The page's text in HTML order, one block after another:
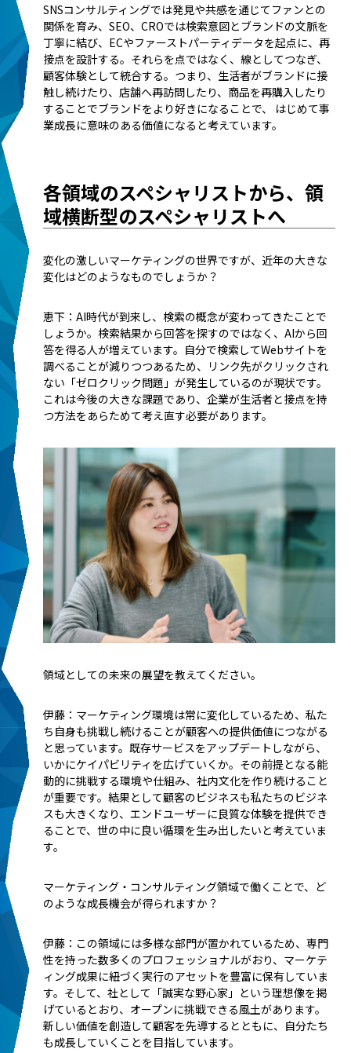
SNSコンサルティングでは発見や共感を通じてファンとの
関係を育み、SEO、CROでは検索意図とブランドの文脈を
丁寧に結び、ECやファーストパーティデータを起点に、再
接点を設計する。それらを点ではなく、線としてつなぎ、
顧客体験として統合する。つまり、生活者がブランドに接
触し続けたり、店舗へ再訪問したり、商品を再購入したり
することでブランドをより好きになることで、 はじめて事
業成長に意味のある価値になると考えています。
各領域のスペシャリストから、領
域横断型のスペシャリストへ
――変化の激しいマーケティングの世界ですが、近年の大きな
変化はどのようなものでしょうか？
恵下：AI時代が到来し、検索の概念が変わってきたことで
しょうか。検索結果から回答を探すのではなく、AIから回
答を得る人が増えています。自分で検索してWebサイトを
調べることが減りつつあるため、リンク先がクリックされ
ない「ゼロクリック問題」が発生しているのが現状です。
これは今後の大きな課題であり、企業が生活者と接点を持
つ方法をあらためて考え直す必要があります。
――領域としての未来の展望を教えてください。
伊藤：マーケティング環境は常に変化しているため、私た
ち自身も挑戦し続けることが顧客への提供価値につながる
と思っています。既存サービスをアップデートしながら、
いかにケイパビリティを広げていくか。その前提となる能
動的に挑戦する環境や仕組み、社内文化を作り続けること
が重要です。結果として顧客のビジネスも私たちのビジネ
スも大きくなり、エンドユーザーに良質な体験を提供でき
ることで、世の中に良い循環を生み出したいと考えていま
す。
――マーケティング・コンサルティング領域で働くことで、ど
のような成長機会が得られますか？
伊藤：この領域には多様な部門が置かれているため、専門
性を持った数多くのプロフェッショナルがおり、マーケテ
ィング成果に紐づく実行のアセットを豊富に保有していま
す。そして、社として「誠実な野心家」という理想像を掲
げているとおり、オープンに挑戦できる風土があります。
新しい価値を創造して顧客を先導するとともに、自分たち
も成長していくことを目指しています。